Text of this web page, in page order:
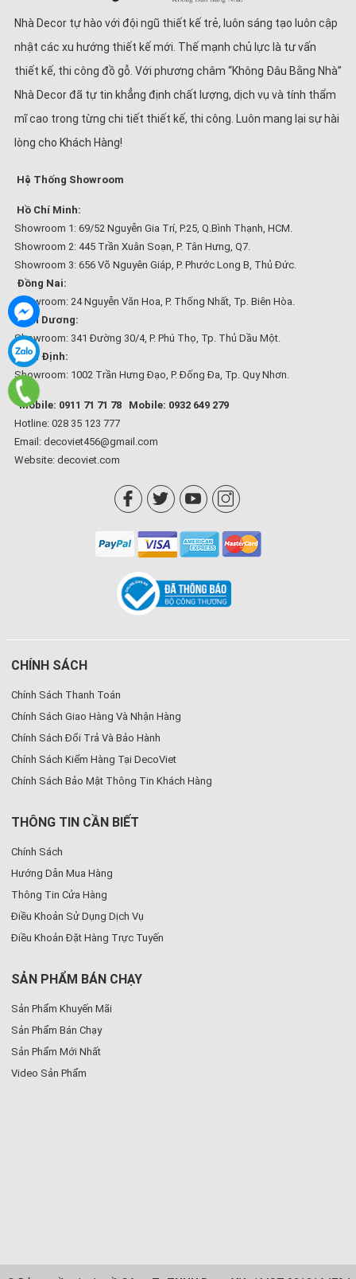
Nhà Decor tự hào với đội ngũ thiết kế trẻ, luôn sáng tạo luôn cập
nhật các xu hướng thiết kế mới. Thế mạnh chủ lực là tư vấn
thiết kế, thi công đồ gỗ. Với phương châm “Không Đâu Bằng Nhà”
Nhà Decor đã tự tin khẳng định chất lượng, dịch vụ và tính thẩm
mĩ cao trong từng chi tiết thiết kế, thi công. Luôn mang lại sự hài
lòng cho Khách Hàng!
Hệ Thống Showroom
Hồ Chí Minh:
Showroom 1: 69/52 Nguyễn Gia Trí, P.25, Q.Bình Thạnh, HCM.
Showroom 2: 445 Trần Xuân Soạn, P. Tân Hưng, Q7.
Showroom 3: 656 Võ Nguyên Giáp, P. Phước Long B, Thủ Đức.
Đồng Nai:
Showroom: 24 Nguyễn Văn Hoa, P. Thống Nhất, Tp. Biên Hòa.
Bình Dương:
Showroom: 341 Đường 30/4, P. Phú Thọ, Tp. Thủ Dầu Một.
Bình Định:
Showroom: 1002 Trần Hưng Đạo, P. Đống Đa, Tp. Quy Nhơn.
Mobile: 0911 71 71 78
Mobile: 0932 649 279
Hotline: 028 35 123 777
Email: decoviet456@gmail.com
Website: decoviet.com
CHÍNH SÁCH
Chính Sách Thanh Toán
Chính Sách Giao Hàng Và Nhận Hàng
Chính Sách Đổi Trả Và Bảo Hành
Chính Sách Kiểm Hàng Tại DecoViet
Chính Sách Bảo Mật Thông Tin Khách Hàng
THÔNG TIN CẦN BIẾT
Chính Sách
Hướng Dẫn Mua Hàng
Thông Tin Cửa Hàng
Điều Khoản Sử Dụng Dịch Vụ
Điều Khoản Đặt Hàng Trực Tuyến
SẢN PHẨM BÁN CHẠY
Sản Phẩm Khuyến Mãi
Sản Phẩm Bán Chạy
Sản Phẩm Mới Nhất
Video Sản Phẩm